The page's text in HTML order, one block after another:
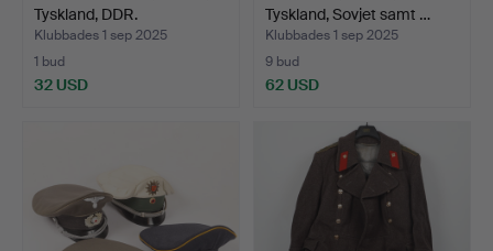
Tyskland, DDR.
Klubbades 1 sep 2025
1 bud
32 USD
Tyskland, Sovjet samt …
Klubbades 1 sep 2025
9 bud
62 USD